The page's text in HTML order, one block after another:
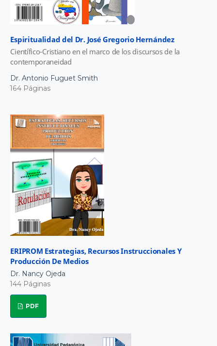
Espiritualidad del Dr. José Gregorio Hernández
Científico-Cristiano en el marco de los discursos de la
contemporaneidad
Dr. Antonio Fuguet Smith
164 Páginas
ERIPROM Estrategias, Recursos Instruccionales Y
Producción De Medios
Dr. Nancy Ojeda
144 Páginas
PDF